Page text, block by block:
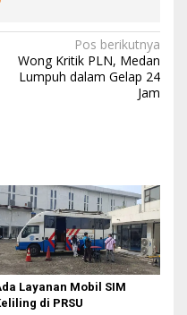
Pos berikutnya
Wong Kritik PLN, Medan
Lumpuh dalam Gelap 24
Jam
Layanan Mobil SIM
di PRSU